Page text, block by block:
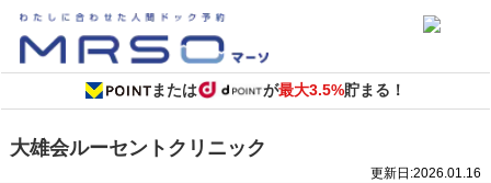
または が最大3.5%貯まる！
大雄会ルーセントクリニック
更新日:2026.01.16